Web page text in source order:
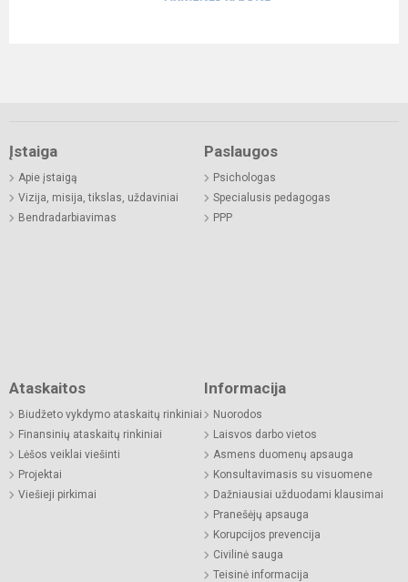
Įstaiga
Apie įstaigą
Vizija, misija, tikslas, uždaviniai
Bendradarbiavimas
Paslaugos
Psichologas
Specialusis pedagogas
PPP
Ataskaitos
Biudžeto vykdymo ataskaitų rinkiniai
Finansinių ataskaitų rinkiniai
Lėšos veiklai viešinti
Projektai
Viešieji pirkimai
Informacija
Nuorodos
Laisvos darbo vietos
Asmens duomenų apsauga
Konsultavimasis su visuomene
Dažniausiai užduodami klausimai
Pranešėjų apsauga
Korupcijos prevencija
Civilinė sauga
Teisinė informacija